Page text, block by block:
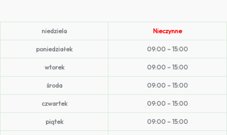
niedziela Nieczynne
poniedziałek 09:00 – 15:00
wtorek 09:00 – 15:00
środa 09:00 – 15:00
czwartek 09:00 – 15:00
piątek 09:00 – 15:00